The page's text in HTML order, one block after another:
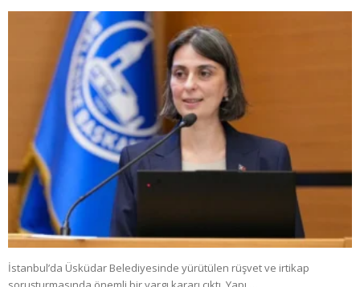
İstanbul’da Üsküdar Belediyesinde yürütülen rüşvet ve irtikap